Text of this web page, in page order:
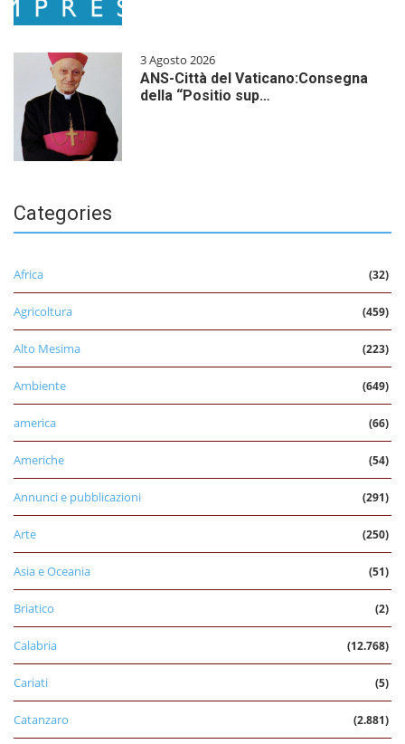
3 Agosto 2026
ANS-Città del Vaticano:Consegna
della “Positio sup…
Categories
Africa (32)
Agricoltura (459)
Alto Mesima (223)
Ambiente (649)
america (66)
Americhe (54)
Annunci e pubblicazioni (291)
Arte (250)
Asia e Oceania (51)
Briatico (2)
Calabria (12.768)
Cariati (5)
Catanzaro (2.881)